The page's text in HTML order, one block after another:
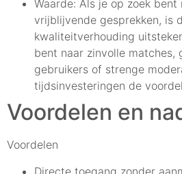
Waarde: Als je op zoek bent
vrijblijvende gesprekken, is
kwaliteitverhouding
bent naar zinvolle matches,
gebruikers of strenge
tijdsinvesteringen de
Voordelen en
Voordelen
Directe toegang zonder